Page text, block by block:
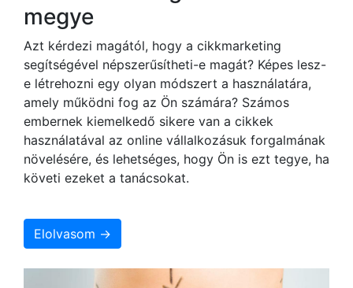
megye
Azt kérdezi magától, hogy a cikkmarketing
segítségével népszerűsítheti-e magát? Képes lesz-
e létrehozni egy olyan módszert a használatára,
amely működni fog az Ön számára? Számos
embernek kiemelkedő sikere van a cikkek
használatával az online vállalkozásuk forgalmának
növelésére, és lehetséges, hogy Ön is ezt tegye, ha
követi ezeket a tanácsokat.
Elolvasom →